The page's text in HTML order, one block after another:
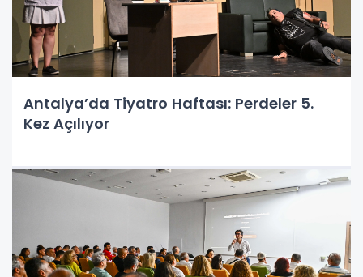
Antalya’da Tiyatro Haftası: Perdeler 5.
Kez Açılıyor